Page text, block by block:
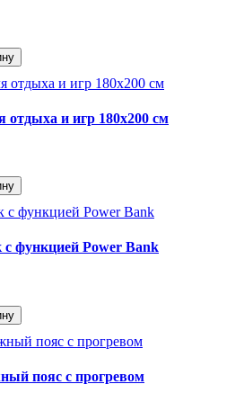
отдыха и игр 180х200 см
с функцией Power Bank
пояс с прогревом